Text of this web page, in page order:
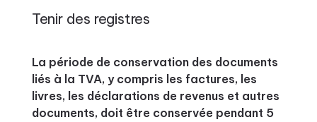
Tenir des registres
La période de conservation des documents
liés à la TVA, y compris les factures, les
livres, les déclarations de revenus et autres
documents, doit être conservée pendant 5